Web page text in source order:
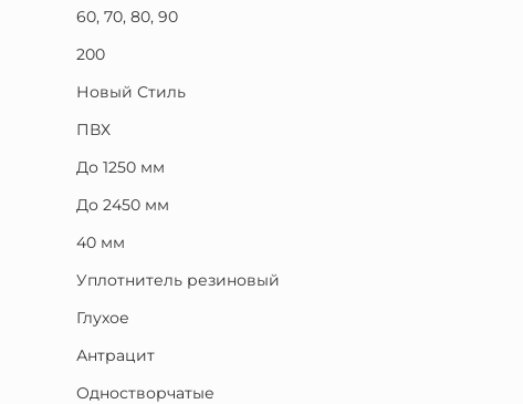
60, 70, 80, 90
200
Новый Стиль
ПВХ
До 1250 мм
До 2450 мм
40 мм
Уплотнитель резиновый
Глухое
Антрацит
Одностворчатые